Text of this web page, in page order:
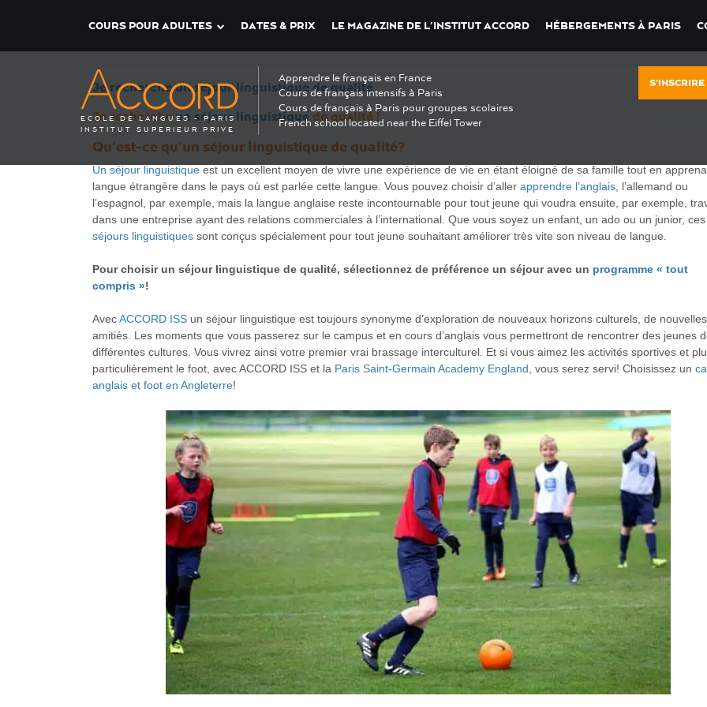
COURS POUR ADULTES DATES & PRIX LE MAGAZINE DE L’INSTITUT ACCORD HÉBERGEMENTS À PARIS
ECOLE DE LANGUES - PARIS
INSTITUT SUPERIEUR PRIVE
Apprendre le français en France
Cours de français intensifs à Paris
Cours de français à Paris pour groupes scolaires
French school located near the Eiffel Tower
S'INSCRIRE
Je recherche un séjour linguistique de qualité
Je recherche un séjour linguistique de qualité !
Qu’est-ce qu’un séjour linguistique de qualité?
Un séjour linguistique est un excellent moyen de vivre une expérience de vie en étant éloigné de sa famille tout en
langue étrangère dans le pays où est parlée cette langue. Vous pouvez choisir d’aller apprendre l’anglais , l’allemand ou
l’espagnol, par exemple, mais la langue anglaise reste incontournable pour tout jeune qui voudra ensuite, par exemple,
dans une entreprise ayant des relations commerciales à l’international. Que vous soyez un enfant, un ado ou un junior, ces
séjours linguistiques sont conçus spécialement pour tout jeune souhaitant améliorer très vite son niveau de langue.
Pour choisir un séjour linguistique de qualité, sélectionnez de préférence un séjour avec un programme « tout
compris »!
AvecACCORD ISS un séjour linguistique est toujours synonyme d’exploration de nouveaux horizons culturels, de nouvelles
amitiés. Les moments que vous passerez sur le campus et en cours d’anglais vous permettront de rencontrer des jeunes
différentes cultures. Vous vivrez ainsi votre premier vrai brassage interculturel. Et si vous aimez les activités sportives et
particulièrement le foot, avec ACCORD ISS et la Paris Saint-Germain Academy England , vous serez servi! Choisissez un
anglais et foot en Angleterre!